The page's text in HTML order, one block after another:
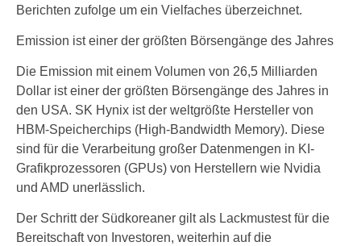
Berichten zufolge um ein Vielfaches überzeichnet.
Emission ist einer der größten Börsengänge des Jahres
Die Emission mit einem Volumen von 26,5 Milliarden
Dollar ist einer der größten Börsengänge des Jahres in
den USA. SK Hynix ist der weltgrößte Hersteller von
HBM-Speicherchips (High-Bandwidth Memory). Diese
sind für die Verarbeitung großer Datenmengen in KI-
Grafikprozessoren (GPUs) von Herstellern wie Nvidia
und AMD unerlässlich.
Der Schritt der Südkoreaner gilt als Lackmustest für die
Bereitschaft von Investoren, weiterhin auf die